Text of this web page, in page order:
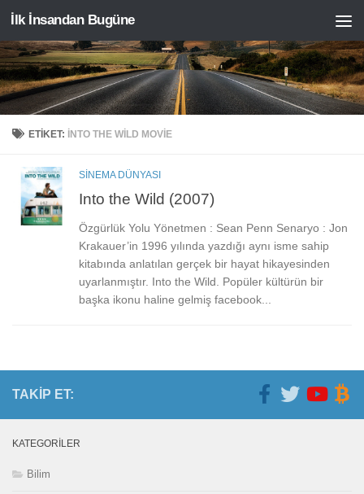
Skip to content
İlk İnsandan Bugüne
ETIKET: INTO THE WILD MOVIE
SINEMA DÜNYASI
Into the Wild (2007)
Özgürlük Yolu Yönetmen : Sean Penn Senaryo : Jon
Krakauer’in 1996 yılında yazdığı aynı isme sahip
kitabında anlatılan gerçek bir hayat hikayesinden
uyarlanmıştır. Into the Wild. Popüler kültürün bir
başka ikonu haline gelmiş facebook...
TAKIP ET:
KATEGORILER
Bilim